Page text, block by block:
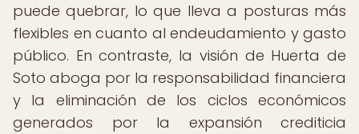
puede quebrar, lo que lleva a posturas más
flexibles en cuanto al endeudamiento y gasto
público. En contraste, la visión de Huerta de
Soto aboga por la responsabilidad financiera
y la eliminación de los ciclos económicos
generados por la expansión crediticia